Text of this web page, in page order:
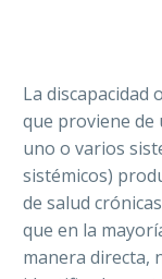
La discapacidad
que proviene de
uno o varios
sistémicos)
de salud
que en la
manera directa,